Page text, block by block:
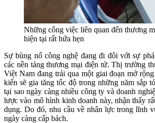
Những công việc liên quan đến thương
hiện tại rất hứa hẹn
Sự bùng nổ công nghệ đang đi đôi với sự
các nền tảng thương mại điện tử. Thị trường
Việt Nam đang trải qua một giai đoạn mở
kiến sẽ gia tăng tốc độ trong những năm sắp
tại sao ngày càng nhiều công ty và doanh
lược vào mô hình kinh doanh này, nhận thấy
dụng. Do đó, nhu cầu về nhân lực trong lĩnh
ngày càng cấp bách.